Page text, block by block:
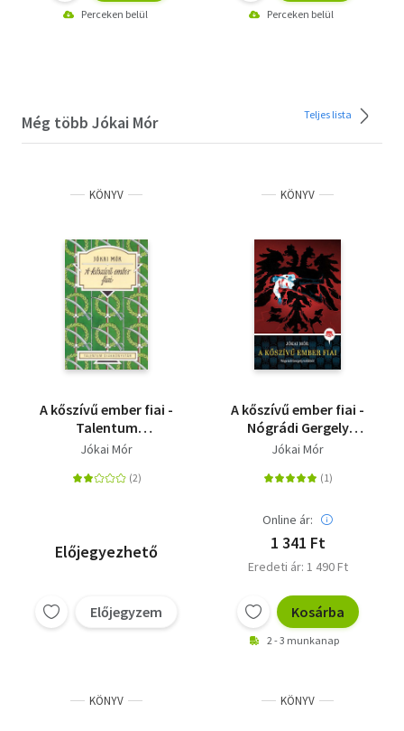
Perceken belül Perceken belül
Még több Jókai Mór Teljes lista
KÖNYV
A kőszívű ember fiai -
Talentum
Diákkönyvtár
Jókai Mór
Előjegyezhető
Előjegyzem
KÖNYV
A kőszívű ember fiai -
Nógrádi Gergely
tollából - Klassz! 1.
Jókai Mór
Online ár:
1 341 Ft
Eredeti ár: 1 490 Ft
Kosárba
2 - 3 munkanap
KÖNYV KÖNYV